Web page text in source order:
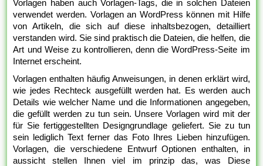
Vorlagen haben auch Vorlagen-Tags, die in solchen Dateien
verwendet werden. Vorlagen an WordPress können mit Hilfe
von Artikeln, die sich auf diese inhaltsbezogen, detailliert
verstanden wird. Sie sind praktisch die Dateien, die helfen, die
Art und Weise zu kontrollieren, denn die WordPress-Seite im
Internet erscheint.
Vorlagen enthalten häufig Anweisungen, in denen erklärt wird,
wie jedes Rechteck ausgefüllt werden hat. Es werden auch
Details wie welcher Name und die Informationen angegeben,
die gefüllt werden zu tun sein. Unsere Vorlagen wird mit der
für Sie fertiggestellten Designgrundlage geliefert. Sie zu tun
sein lediglich Text ferner das Foto Ihres Lieben hinzufügen.
Vorlagen, die verschiedene Entwurf Optionen enthalten, in
aussicht stellen Ihnen viel im prinzip das, was Diese